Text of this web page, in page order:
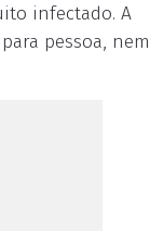
infectado. A
pessoa, nem